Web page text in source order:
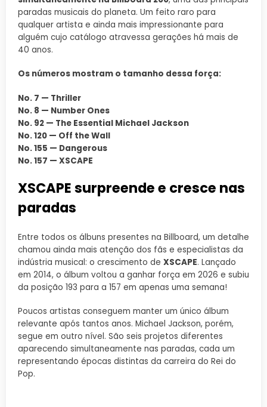
paradas musicais do planeta. Um feito raro para
qualquer artista e ainda mais impressionante para
alguém cujo catálogo atravessa gerações há mais de
40 anos.
Os números mostram o tamanho dessa força:
No. 7 — Thriller
No. 8 — Number Ones
No. 92 — The Essential Michael Jackson
No. 120 — Off the Wall
No. 155 — Dangerous
No. 157 — XSCAPE
XSCAPE surpreende e cresce nas
paradas
Entre todos os álbuns presentes na Billboard, um detalhe
chamou ainda mais atenção dos fãs e especialistas da
indústria musical: o crescimento de XSCAPE. Lançado
em 2014, o álbum voltou a ganhar força em 2026 e subiu
da posição 193 para a 157 em apenas uma semana!
Poucos artistas conseguem manter um único álbum
relevante após tantos anos. Michael Jackson, porém,
segue em outro nível. São seis projetos diferentes
aparecendo simultaneamente nas paradas, cada um
representando épocas distintas da carreira do Rei do
Pop.